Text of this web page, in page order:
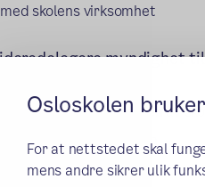
Osloskolen
For at nettstedet skal
mens andre sikrer ulik
skolens virksomhet
myndighet
den daglige driften av
driften av skolen
taushetsplikt.